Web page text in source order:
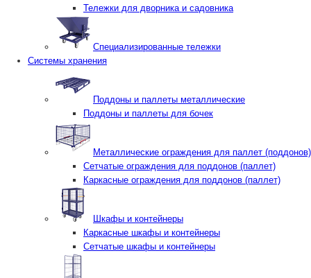
Тележки для дворника и садовника
Специализированные тележки
Системы хранения
Поддоны и паллеты металлические
Поддоны и паллеты для бочек
Металлические ограждения для паллет (поддонов)
Сетчатые ограждения для поддонов (паллет)
Каркасные ограждения для поддонов (паллет)
Шкафы и контейнеры
Каркасные шкафы и контейнеры
Сетчатые шкафы и контейнеры